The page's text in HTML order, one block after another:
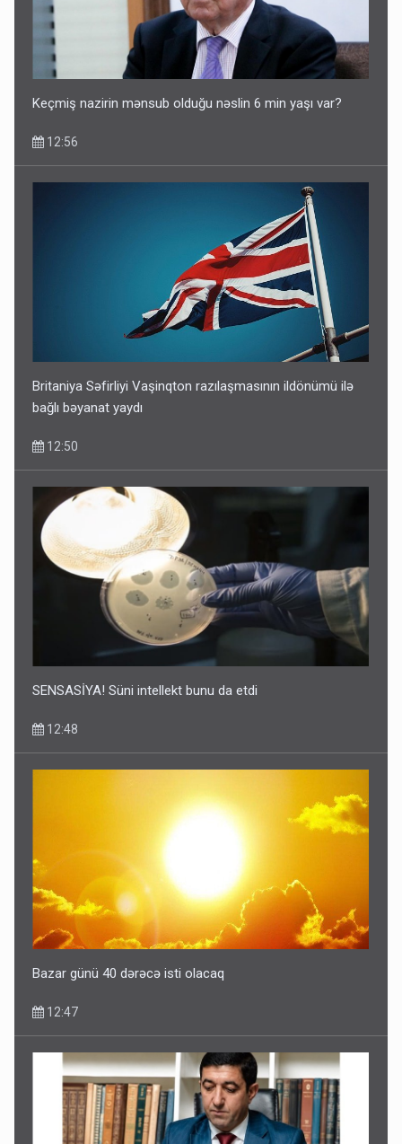
Keçmiş nazirin mənsub olduğu nəslin 6 min yaşı var?
12:56
Britaniya Səfirliyi Vaşinqton razılaşmasının ildönümü ilə
bağlı bəyanat yaydı
12:50
SENSASİYA! Süni intellekt bunu da etdi
12:48
Bazar günü 40 dərəcə isti olacaq
12:47